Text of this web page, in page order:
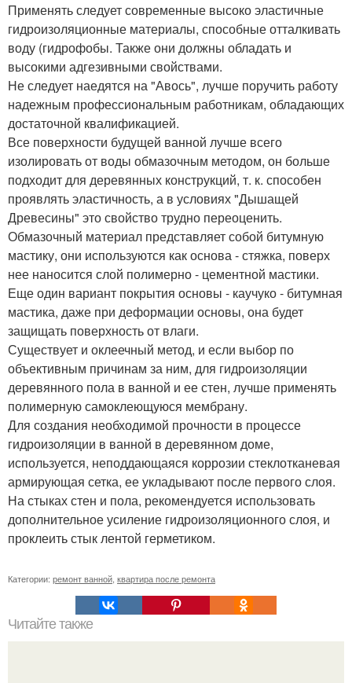
Применять следует современные высоко эластичные
гидроизоляционные материалы, способные отталкивать
воду (гидрофобы. Также они должны обладать и
высокими адгезивными свойствами.
Не следует наедятся на "Авось", лучше поручить работу
надежным профессиональным работникам, обладающих
достаточной квалификацией.
Все поверхности будущей ванной лучше всего
изолировать от воды обмазочным методом, он больше
подходит для деревянных конструкций, т. к. способен
проявлять эластичность, а в условиях "Дышащей
Древесины" это свойство трудно переоценить.
Обмазочный материал представляет собой битумную
мастику, они используются как основа - стяжка, поверх
нее наносится слой полимерно - цементной мастики.
Еще один вариант покрытия основы - каучуко - битумная
мастика, даже при деформации основы, она будет
защищать поверхность от влаги.
Существует и оклеечный метод, и если выбор по
объективным причинам за ним, для гидроизоляции
деревянного пола в ванной и ее стен, лучше применять
полимерную самоклеющуюся мембрану.
Для создания необходимой прочности в процессе
гидроизоляции в ванной в деревянном доме,
используется, неподдающаяся коррозии стеклотканевая
армирующая сетка, ее укладывают после первого слоя.
На стыках стен и пола, рекомендуется использовать
дополнительное усиление гидроизоляционного слоя, и
проклеить стык лентой герметиком.
Категории: ремонт ванной квартира после ремонта
Читайте также